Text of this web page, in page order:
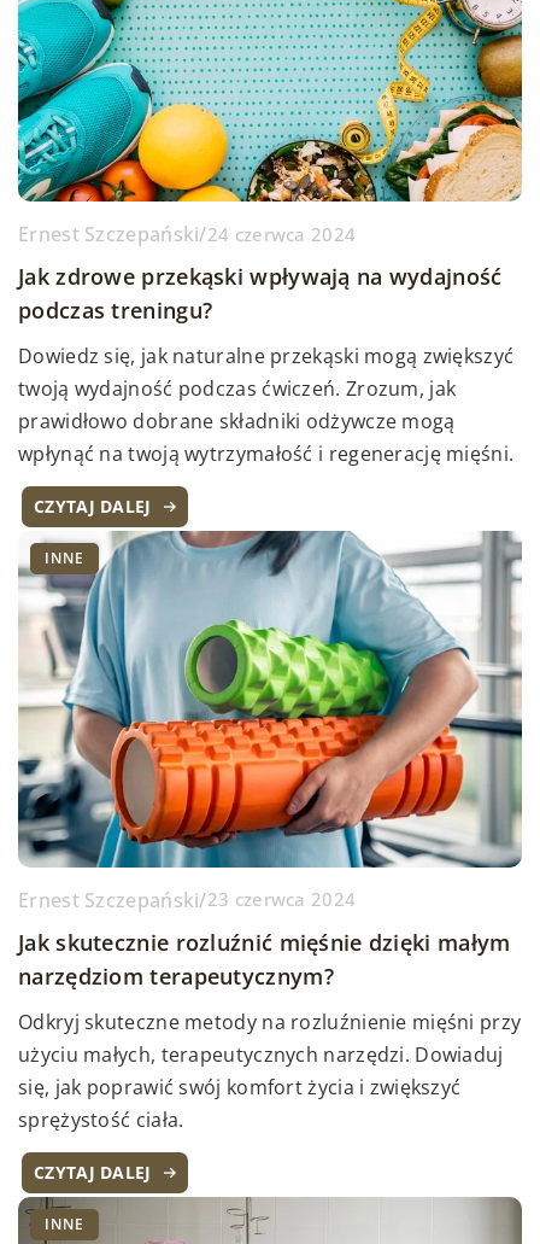
Ernest Szczepański/24 czerwca 2024
Jak zdrowe przekąski wpływają na wydajność
podczas treningu?
Dowiedz się, jak naturalne przekąski mogą zwiększyć
twoją wydajność podczas ćwiczeń. Zrozum, jak
prawidłowo dobrane składniki odżywcze mogą
wpłynąć na twoją wytrzymałość i regenerację mięśni.
CZYTAJ DALEJ
INNE
Ernest Szczepański/23 czerwca 2024
Jak skutecznie rozluźnić mięśnie dzięki małym
narzędziom terapeutycznym?
Odkryj skuteczne metody na rozluźnienie mięśni przy
użyciu małych, terapeutycznych narzędzi. Dowiaduj
się, jak poprawić swój komfort życia i zwiększyć
sprężystość ciała.
CZYTAJ DALEJ
INNE